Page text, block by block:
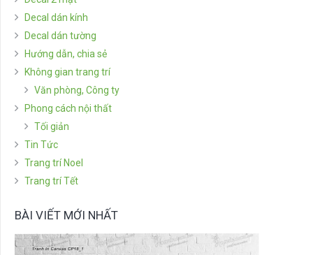
Decal dán kính
Decal dán tường
Hướng dẫn, chia sẻ
Không gian trang trí
Văn phòng, Công ty
Phong cách nội thất
Tối giản
Tin Tức
Trang trí Noel
Trang trí Tết
BÀI VIẾT MỚI NHẤT